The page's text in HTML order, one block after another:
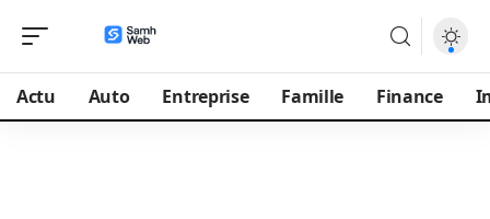
Actu Auto Entreprise Famille Finance